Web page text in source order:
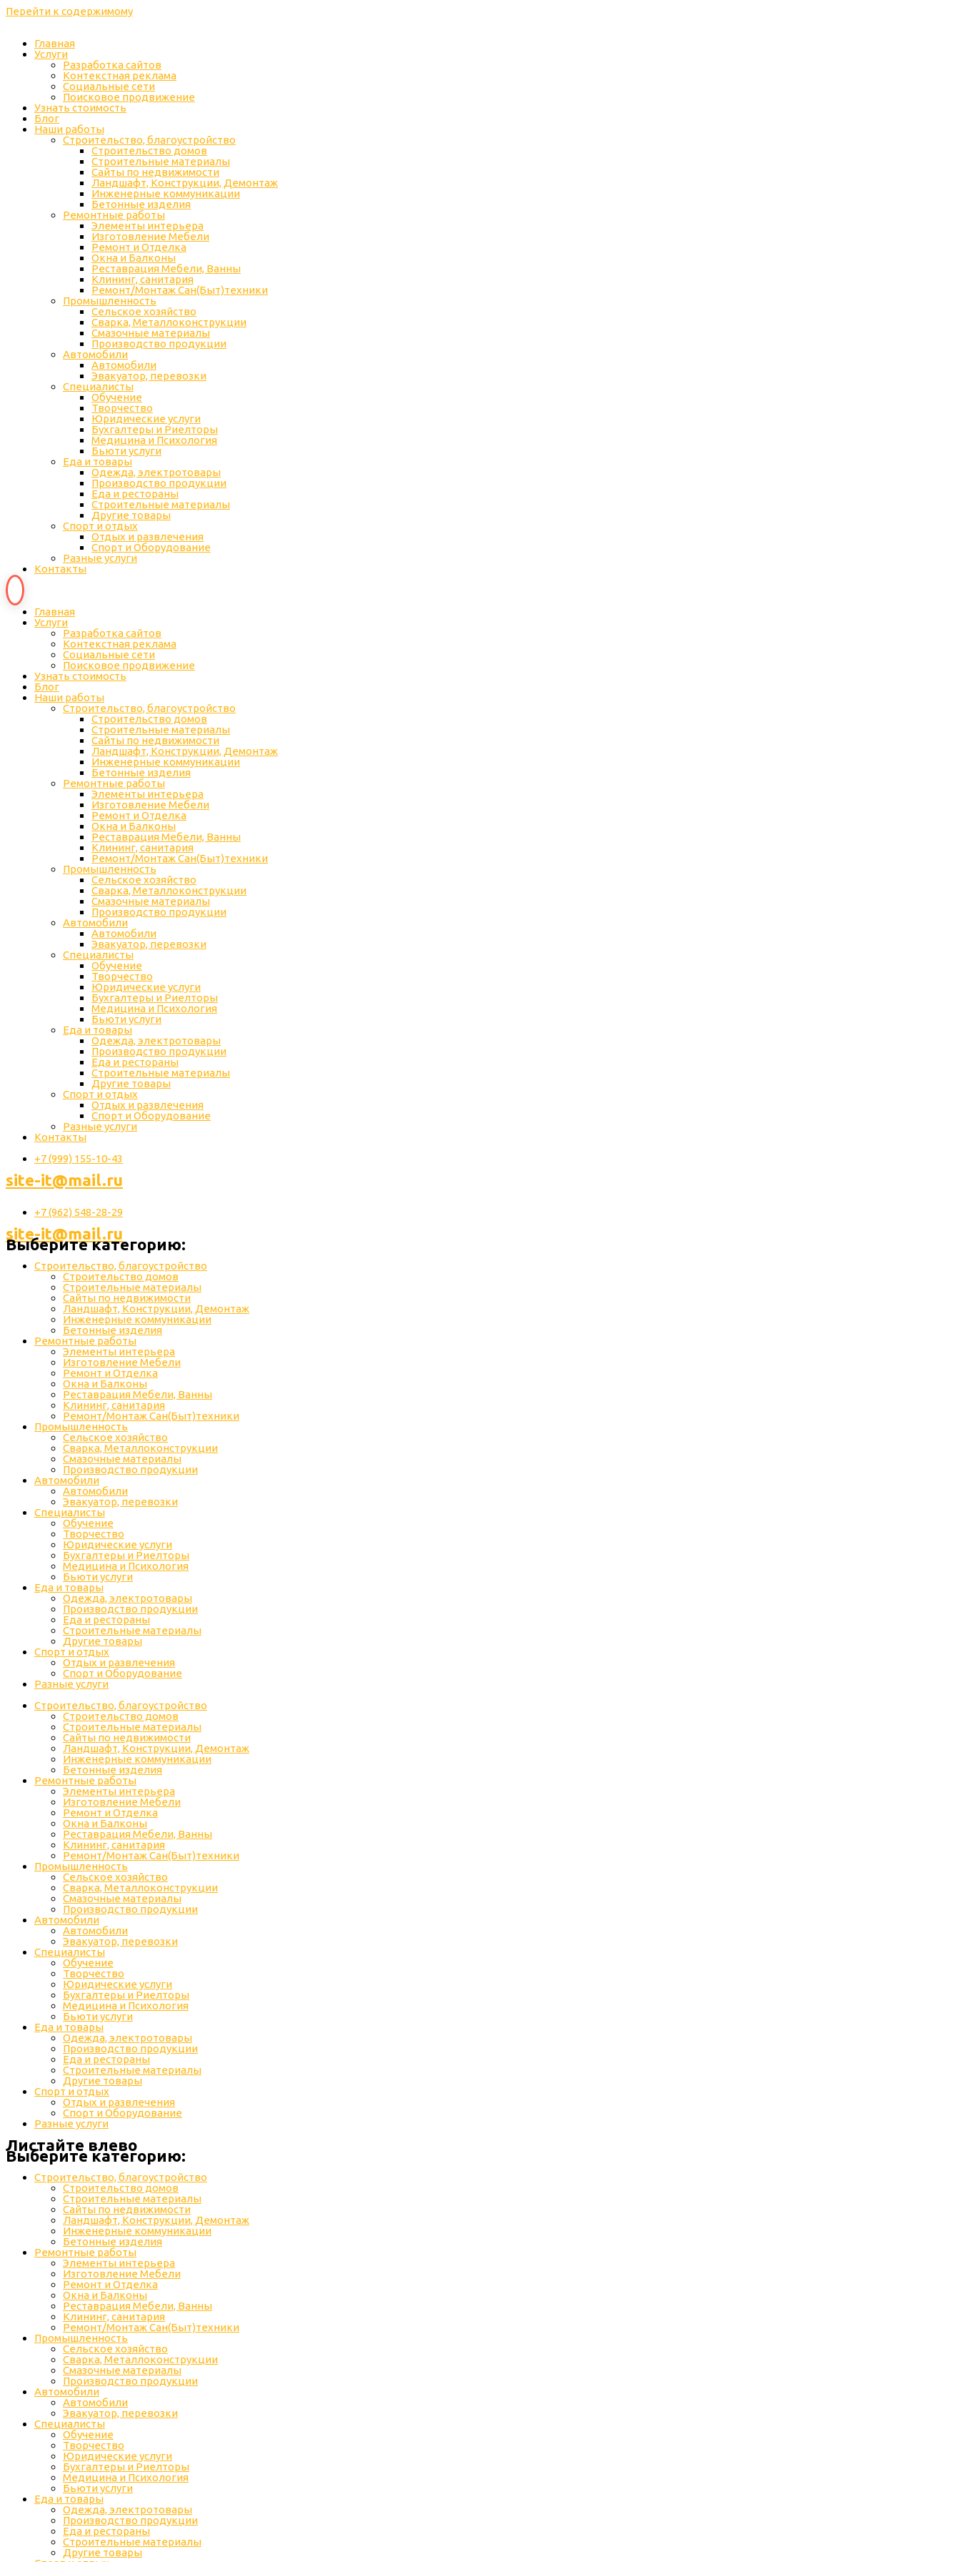
Перейти к содержимому
Главная
Услуги
Разработка сайтов
Контекстная реклама
Социальные сети
Поисковое продвижение
Узнать стоимость
Блог
Наши работы
Строительство, благоустройство
Строительство домов
Строительные материалы
Сайты по недвижимости
Ландшафт, Конструкции, Демонтаж
Инженерные коммуникации
Бетонные изделия
Ремонтные работы
Элементы интерьера
Изготовление Мебели
Ремонт и Отделка
Окна и Балконы
Реставрация Мебели, Ванны
Клининг, санитария
Ремонт/Монтаж Сан(Быт)техники
Промышленность
Cельское хозяйство
Сварка, Металлоконструкции
Cмазочные материалы
Производство продукции
Автомобили
Автомобили
Эвакуатор, перевозки
Специалисты
Обучение
Творчество
Юридические услуги
Бухгалтеры и Риелторы
Медицина и Психология
Бьюти услуги
Еда и товары
Одежда, электротовары
Производство продукции
Еда и рестораны
Строительные материалы
Другие товары
Спорт и отдых
Отдых и развлечения
Спорт и Оборудование
Разные услуги
Контакты
Главная
Услуги
Разработка сайтов
Контекстная реклама
Социальные сети
Поисковое продвижение
Узнать стоимость
Блог
Наши работы
Строительство, благоустройство
Строительство домов
Строительные материалы
Сайты по недвижимости
Ландшафт, Конструкции, Демонтаж
Инженерные коммуникации
Бетонные изделия
Ремонтные работы
Элементы интерьера
Изготовление Мебели
Ремонт и Отделка
Окна и Балконы
Реставрация Мебели, Ванны
Клининг, санитария
Ремонт/Монтаж Сан(Быт)техники
Промышленность
Cельское хозяйство
Сварка, Металлоконструкции
Cмазочные материалы
Производство продукции
Автомобили
Автомобили
Эвакуатор, перевозки
Специалисты
Обучение
Творчество
Юридические услуги
Бухгалтеры и Риелторы
Медицина и Психология
Бьюти услуги
Еда и товары
Одежда, электротовары
Производство продукции
Еда и рестораны
Строительные материалы
Другие товары
Спорт и отдых
Отдых и развлечения
Спорт и Оборудование
Разные услуги
Контакты
+7 (999) 155-10-43
site-it@mail.ru
+7 (962) 548-28-29
site-it@mail.ru
Выберите категорию:
Строительство, благоустройство
Строительство домов
Строительные материалы
Сайты по недвижимости
Ландшафт, Конструкции, Демонтаж
Инженерные коммуникации
Бетонные изделия
Ремонтные работы
Элементы интерьера
Изготовление Мебели
Ремонт и Отделка
Окна и Балконы
Реставрация Мебели, Ванны
Клининг, санитария
Ремонт/Монтаж Сан(Быт)техники
Промышленность
Cельское хозяйство
Сварка, Металлоконструкции
Cмазочные материалы
Производство продукции
Автомобили
Автомобили
Эвакуатор, перевозки
Специалисты
Обучение
Творчество
Юридические услуги
Бухгалтеры и Риелторы
Медицина и Психология
Бьюти услуги
Еда и товары
Одежда, электротовары
Производство продукции
Еда и рестораны
Строительные материалы
Другие товары
Спорт и отдых
Отдых и развлечения
Спорт и Оборудование
Разные услуги
Строительство, благоустройство
Строительство домов
Строительные материалы
Сайты по недвижимости
Ландшафт, Конструкции, Демонтаж
Инженерные коммуникации
Бетонные изделия
Ремонтные работы
Элементы интерьера
Изготовление Мебели
Ремонт и Отделка
Окна и Балконы
Реставрация Мебели, Ванны
Клининг, санитария
Ремонт/Монтаж Сан(Быт)техники
Промышленность
Cельское хозяйство
Сварка, Металлоконструкции
Cмазочные материалы
Производство продукции
Автомобили
Автомобили
Эвакуатор, перевозки
Специалисты
Обучение
Творчество
Юридические услуги
Бухгалтеры и Риелторы
Медицина и Психология
Бьюти услуги
Еда и товары
Одежда, электротовары
Производство продукции
Еда и рестораны
Строительные материалы
Другие товары
Спорт и отдых
Отдых и развлечения
Спорт и Оборудование
Разные услуги
Листайте влево
Выберите категорию:
Строительство, благоустройство
Строительство домов
Строительные материалы
Сайты по недвижимости
Ландшафт, Конструкции, Демонтаж
Инженерные коммуникации
Бетонные изделия
Ремонтные работы
Элементы интерьера
Изготовление Мебели
Ремонт и Отделка
Окна и Балконы
Реставрация Мебели, Ванны
Клининг, санитария
Ремонт/Монтаж Сан(Быт)техники
Промышленность
Cельское хозяйство
Сварка, Металлоконструкции
Cмазочные материалы
Производство продукции
Автомобили
Автомобили
Эвакуатор, перевозки
Специалисты
Обучение
Творчество
Юридические услуги
Бухгалтеры и Риелторы
Медицина и Психология
Бьюти услуги
Еда и товары
Одежда, электротовары
Производство продукции
Еда и рестораны
Строительные материалы
Другие товары